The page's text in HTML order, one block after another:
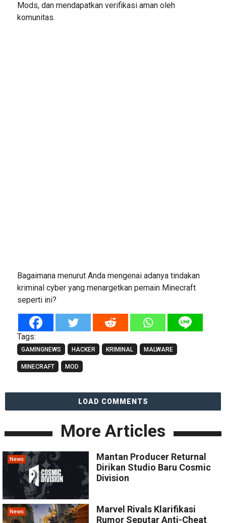
Mods, dan mendapatkan verifikasi aman oleh
komunitas.
Bagaimana menurut Anda mengenai adanya tindakan
kriminal cyber yang menargetkan pemain Minecraft
seperti ini?
Tags:
GAMINGNEWS HACKER KRIMINAL MALWARE
MINECRAFT MOD
LOAD COMMENTS
More Articles
News
Mantan Producer Returnal
Dirikan Studio Baru Cosmic
Division
News
Marvel Rivals Klarifikasi
Rumor Seputar Anti-Cheat